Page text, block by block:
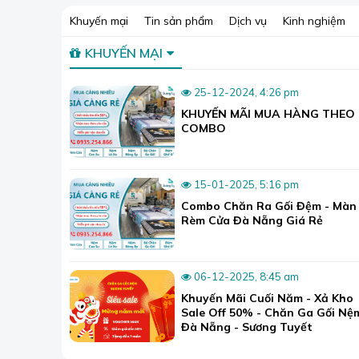
Khuyến mại Tin sản phẩm Dịch vụ Kinh nghiệm
KHUYẾN MẠI
25-12-2024, 4:26 pm
KHUYẾN MÃI MUA HÀNG THEO
COMBO
15-01-2025, 5:16 pm
Combo Chăn Ra Gối Đệm - Màn
Rèm Cửa Đà Nẵng Giá Rẻ
06-12-2025, 8:45 am
Khuyến Mãi Cuối Năm - Xả Kho
Sale Off 50% - Chăn Ga Gối
Đà Nẵng - Sương Tuyết